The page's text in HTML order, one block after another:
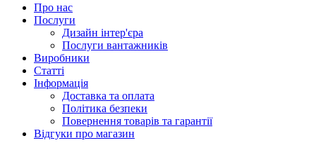
Про нас
Послуги
Дизайн інтер'єра
Послуги вантажників
Виробники
Статті
Інформація
Доставка та оплата
Політика безпеки
Повернення товарів та гарантії
Відгуки про магазин